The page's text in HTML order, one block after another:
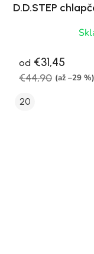
D.D.STEP
od €31,45
€44,90 (až –29 %)
20